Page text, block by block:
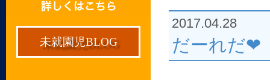
2017.04.28
だーれだ❤
未就園児BLOG